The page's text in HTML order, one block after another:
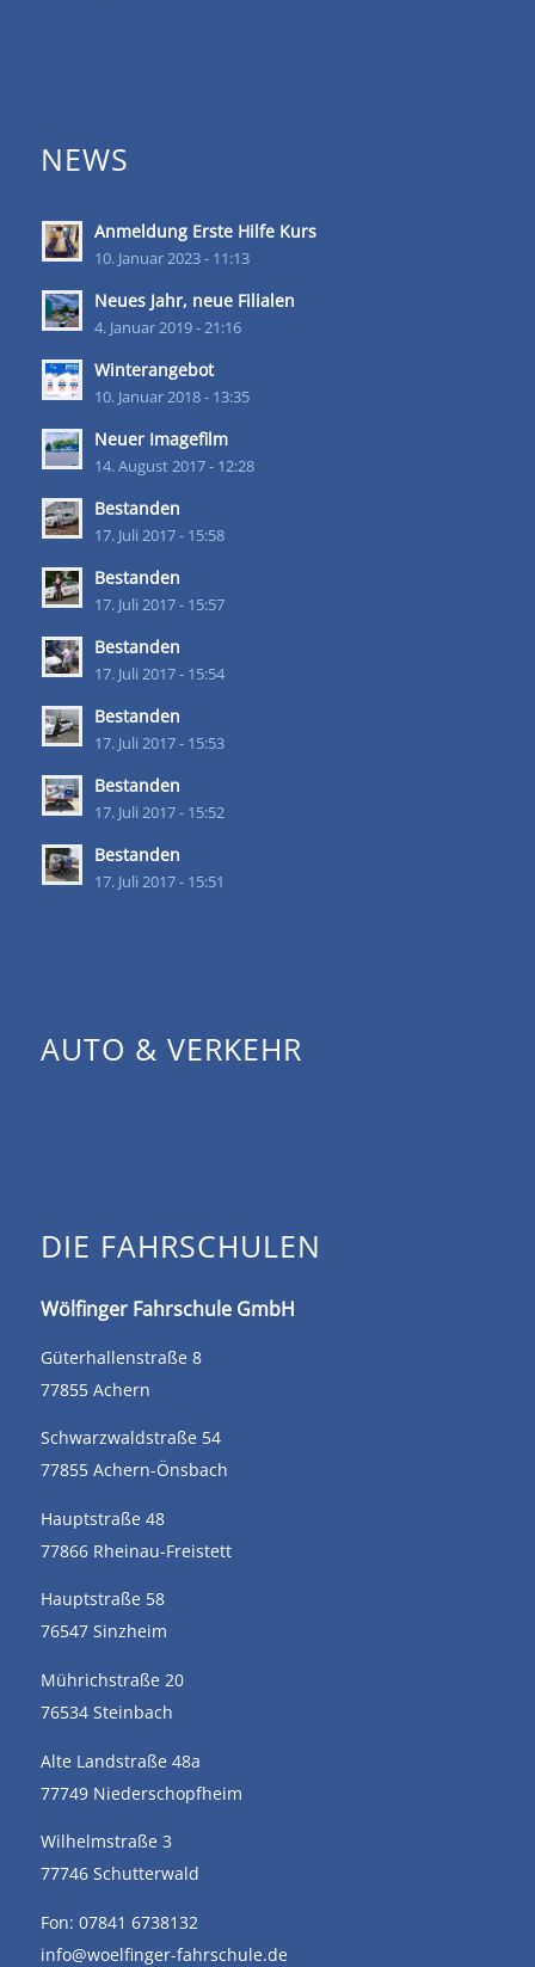
NEWS
Anmeldung Erste Hilfe Kurs
10. Januar 2023 - 11:13
Neues Jahr, neue Filialen
4. Januar 2019 - 21:16
Winterangebot
10. Januar 2018 - 13:35
Neuer Imagefilm
14. August 2017 - 12:28
Bestanden
17. Juli 2017 - 15:58
Bestanden
17. Juli 2017 - 15:57
Bestanden
17. Juli 2017 - 15:54
Bestanden
17. Juli 2017 - 15:53
Bestanden
17. Juli 2017 - 15:52
Bestanden
17. Juli 2017 - 15:51
AUTO & VERKEHR
DIE FAHRSCHULEN
Wölfinger Fahrschule GmbH
Güterhallenstraße 8
77855 Achern
Schwarzwaldstraße 54
77855 Achern-Önsbach
Hauptstraße 48
77866 Rheinau-Freistett
Hauptstraße 58
76547 Sinzheim
Mührichstraße 20
76534 Steinbach
Alte Landstraße 48a
77749 Niederschopfheim
Wilhelmstraße 3
77746 Schutterwald
Fon: 07841 6738132
info@woelfinger-fahrschule.de